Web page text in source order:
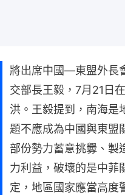
將出席中國—東盟外長
交部長王毅，7月21日
洪。王毅提到，南海是
題不應成為中國與東盟
部份勢力蓄意挑釁、製
力利益，破壞的是中菲
定，地區國家應當高度